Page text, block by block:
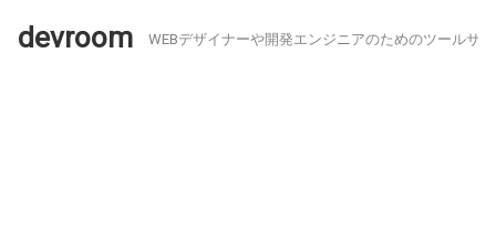
devroom WEBデザイナーや開発エンジニアのためのツールサ